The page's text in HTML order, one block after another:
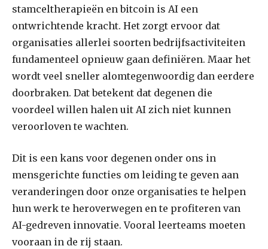
stamceltherapieën en bitcoin is AI een
ontwrichtende kracht. Het zorgt ervoor dat
organisaties allerlei soorten bedrijfsactiviteiten
fundamenteel opnieuw gaan definiëren. Maar het
wordt veel sneller alomtegenwoordig dan eerdere
doorbraken. Dat betekent dat degenen die
voordeel willen halen uit AI zich niet kunnen
veroorloven te wachten.
Dit is een kans voor degenen onder ons in
mensgerichte functies om leiding te geven aan
veranderingen door onze organisaties te helpen
hun werk te heroverwegen en te profiteren van
AI-gedreven innovatie. Vooral leerteams moeten
vooraan in de rij staan.